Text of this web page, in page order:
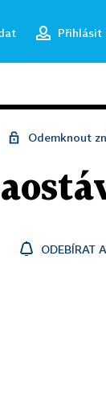
Přihlásit
Odemknout
ODEBÍRAT